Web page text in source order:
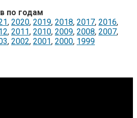
по годам
, 2020, 2019, 2018, 2017, 2016,
, 2011, 2010, 2009, 2008, 2007,
, 2002, 2001, 2000, 1999